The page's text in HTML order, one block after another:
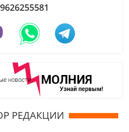
РЕДАКЦИИ